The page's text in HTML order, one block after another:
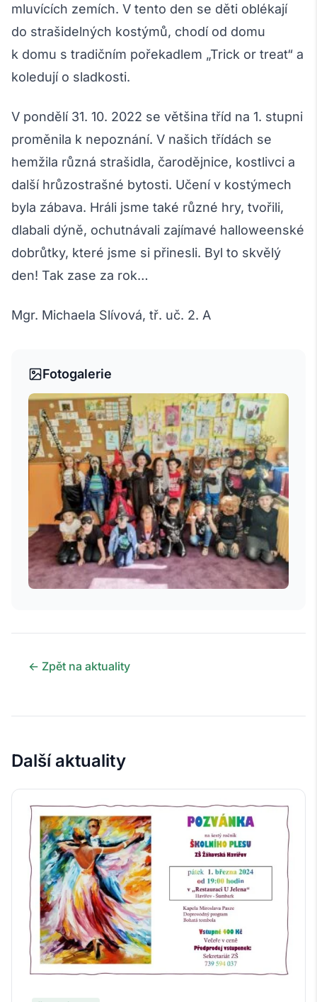
mluvících zemích. V tento den se děti oblékají
do strašidelných kostýmů, chodí od domu
k domu s tradičním pořekadlem „Trick or treat“ a
koledují o sladkosti.
V pondělí 31. 10. 2022 se většina tříd na 1. stupni
proměnila k nepoznání. V našich třídách se
hemžila různá strašidla, čarodějnice, kostlivci a
další hrůzostrašné bytosti. Učení v kostýmech
byla zábava. Hráli jsme také různé hry, tvořili,
dlabali dýně, ochutnávali zajímavé halloweenské
dobrůtky, které jsme si přinesli. Byl to skvělý
den! Tak zase za rok…
Mgr. Michaela Slívová, tř. uč. 2. A
Fotogalerie
← Zpět na aktuality
Další aktuality